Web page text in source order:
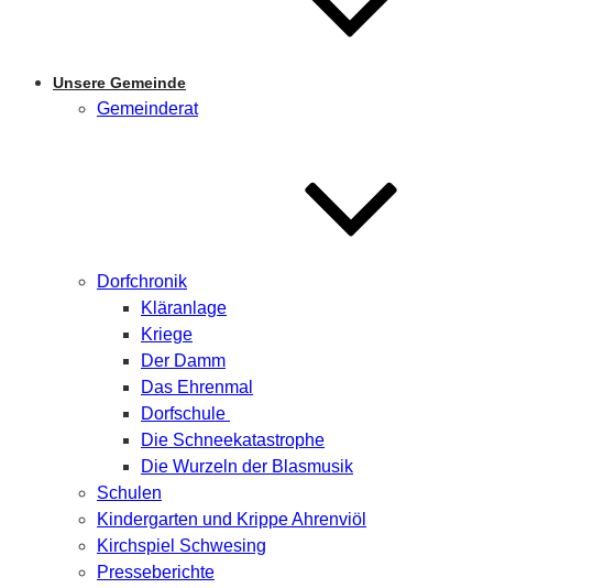
Unsere Gemeinde
Gemeinderat
Dorfchronik
Kläranlage
Kriege
Der Damm
Das Ehrenmal
Dorfschule
Die Schneekatastrophe
Die Wurzeln der Blasmusik
Schulen
Kindergarten und Krippe Ahrenviöl
Kirchspiel Schwesing
Presseberichte